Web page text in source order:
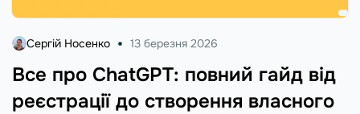
Все про ChatGPT: повний гайд від
реєстрації до створення власного
Сергій Носенко 13 березня 2026